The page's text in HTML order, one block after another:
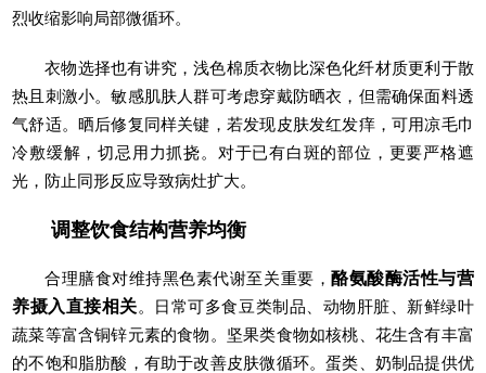
烈收缩影响局部微循环。
衣物选择也有讲究，浅色棉质衣物比深色化纤材质更利于散
热且刺激小。敏感肌肤人群可考虑穿戴防晒衣，但需确保面料透
气舒适。晒后修复同样关键，若发现皮肤发红发痒，可用凉毛巾
冷敷缓解，切忌用力抓挠。对于已有白斑的部位，更要严格遮
光，防止同形反应导致病灶扩大。
调整饮食结构营养均衡
合理膳食对维持黑色素代谢至关重要，酪氨酸酶活性与营
养摄入直接相关。日常可多食豆类制品、动物肝脏、新鲜绿叶
蔬菜等富含铜锌元素的食物。坚果类食物如核桃、花生含有丰富
的不饱和脂肪酸，有助于改善皮肤微循环。蛋类、奶制品提供优